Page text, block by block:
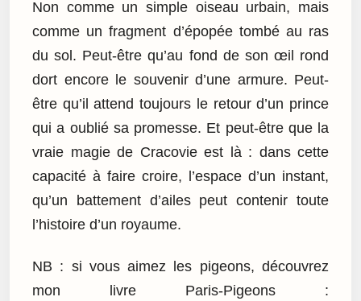
Non comme un simple oiseau urbain, mais
comme un fragment d’épopée tombé au ras
du sol. Peut-être qu’au fond de son œil rond
dort encore le souvenir d’une armure. Peut-
être qu’il attend toujours le retour d’un prince
qui a oublié sa promesse. Et peut-être que la
vraie magie de Cracovie est là : dans cette
capacité à faire croire, l’espace d’un instant,
qu’un battement d’ailes peut contenir toute
l’histoire d’un royaume.
NB : si vous aimez les pigeons, découvrez
mon livre Paris-Pigeons :